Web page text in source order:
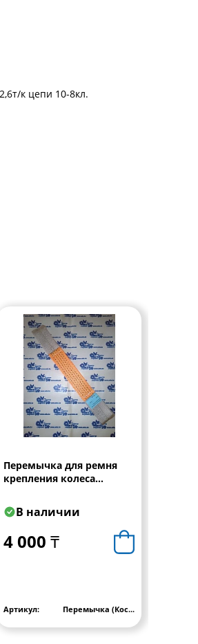
к цепи 10-8кл.
Перемычка для ремня
крепления колеса
LC=1500Dan
В наличии
4 000 ₸
Артикул: Перемычка (Кос...